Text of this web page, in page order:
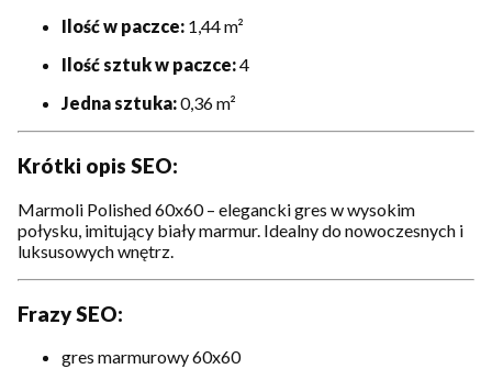
Ilość w paczce: 1,44 m²
Ilość sztuk w paczce:4
Jedna sztuka:0,36 m²
Krótki opis SEO:
Marmoli Polished 60x60 – elegancki gres w wysokim
połysku, imitujący biały marmur. Idealny do nowoczesnych i
luksusowych wnętrz.
Frazy SEO:
gres marmurowy 60x60